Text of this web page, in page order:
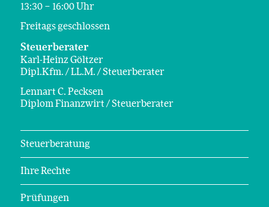
13:30 – 16:00 Uhr
Freitags geschlossen
Steuerberater
Karl-Heinz Göltzer
Dipl.Kfm. / LL.M. / Steuerberater
Lennart C. Pecksen
Diplom Finanzwirt / Steuerberater
Steuerberatung
Ihre Rechte
Prüfungen